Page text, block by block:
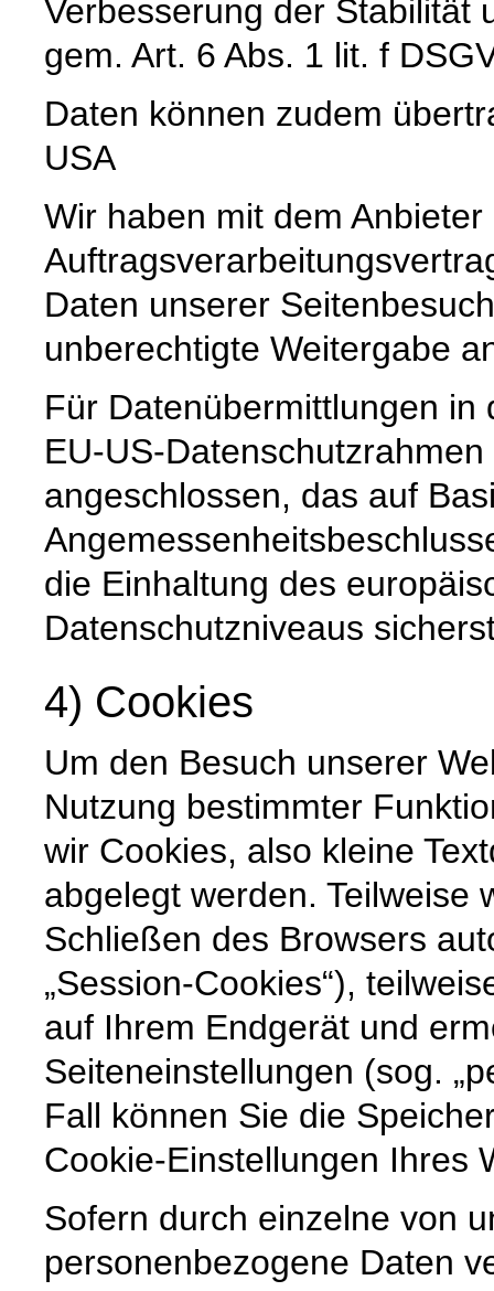
Verbesserung der Stabilität
gem. Art. 6 Abs. 1 lit. f
Daten können zudem
USA
Wir haben mit dem Anbieter
Daten unserer
unberechtigte Weitergabe
Für Datenübermittlungen in
EU-US-
angeschlossen, das auf
die Einhaltung des
Datenschutzniveaus
4) Cookies
Um den Besuch unserer
Nutzung bestimmter
wir Cookies, also kleine
abgelegt werden. Teilweise
Schließen des Browsers
„Session-Cookies“),
auf Ihrem Endgerät und
Seiteneinstellungen (sog.
Fall können Sie die
Cookie-Einstellungen Ihres
Sofern durch einzelne von
personenbezogene Daten